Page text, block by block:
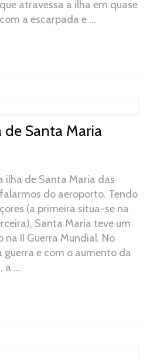
atravessa a ilha em quase
a escarpada e …
Santa Maria
ilha de Santa Maria das
do aeroporto. Tendo
(a primeira situa-se na
Santa Maria teve um
na II Guerra Mundial. No
e com o aumento da
a …